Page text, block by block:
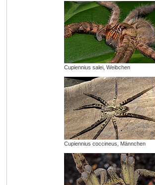
Cupiennius salei, Weibchen
Cupiennius coccineus, Männchen